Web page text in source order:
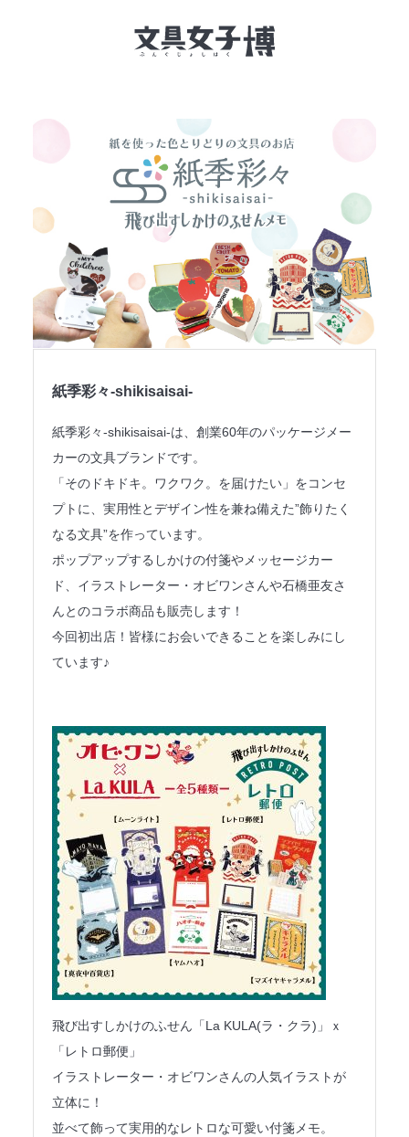
文具女子博とは
イベント一覧
NEWS
文具女子アワード
アイデアコンペ
レポート
法人のみなさまへ
SHARE ME!
紙季彩々-shikisaisai-
紙季彩々-shikisaisai-は、創業60年のパッケージメー
カーの文具ブランドです。
「そのドキドキ。ワクワク。を届けたい」をコンセ
プトに、実用性とデザイン性を兼ね備えた”飾りたく
なる文具”を作っています。
ポップアップするしかけの付箋やメッセージカー
ド、イラストレーター・オビワンさんや石橋亜友さ
んとのコラボ商品も販売します！
今回初出店！皆様にお会いできることを楽しみにし
ています♪
飛び出すしかけのふせん「La KULA(ラ・クラ)」ｘ
「レトロ郵便」
イラストレーター・オビワンさんの人気イラストが
立体に！
並べて飾って実用的なレトロな可愛い付箋メモ。